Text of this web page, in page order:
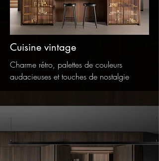
Cuisine vintage
Charme rétro, palettes de couleurs
audacieuses et touches de nostalgie